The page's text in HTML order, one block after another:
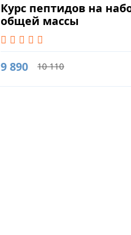
Курс пептидов на
общей массы
9 890 10 110